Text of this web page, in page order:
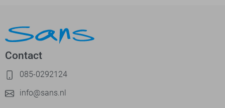
Contact
085-0292124
info@sans.nl